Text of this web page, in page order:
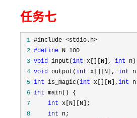
任务七
1
2 #define
3 void input(int x[][N], int
4 void output(int x[][N], int
5 int is_magic(int x[][N], int
6 int
7
int
8
int